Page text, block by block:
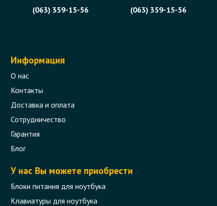
(063) 359-15-56
(063) 359-15-56
Информация
О нас
Контакты
Доставка и оплата
Сотрудничество
Гарантия
Блог
У нас Вы можете приобрести
Блоки питания для ноутбука
Клавиатуры для ноутбука